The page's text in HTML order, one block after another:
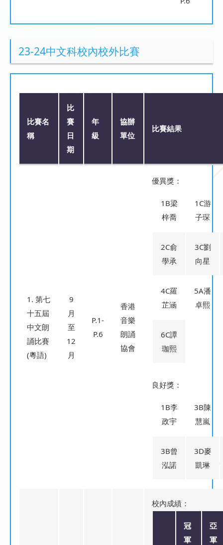
23-24中文科校內校外比賽
比賽名
稱
比
賽
日
期
年
級
協辦
單位
比賽結果
1. 第七
十五屆
中文朗
誦比賽
(粵語)
9
月
至
12
月
P.1-
P.6
香港
音樂
朗誦
協會
優異獎：
1B梁
梓喬
1C游
子琛
2C俞
學承
3C劉
向星
4C羅
芷涵
5A潘
卓熙
6C譚
珈熙
良好獎：
1B李
政宇
3B陳
慧嵐
3B曾
泓諾
3D麥
凱琳
校內成績：
冠
軍
亞
軍